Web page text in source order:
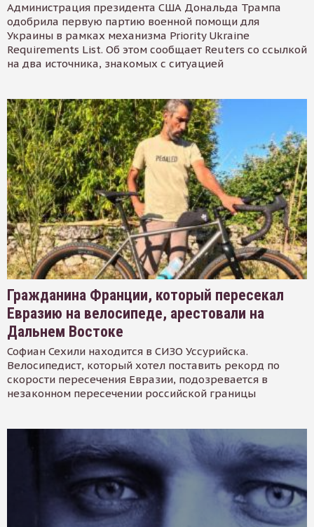
Администрация президента США Дональда Трампа
одобрила первую партию военной помощи для
Украины в рамках механизма Priority Ukraine
Requirements List. Об этом сообщает Reuters со ссылкой
на два источника, знакомых с ситуацией
Гражданина Франции, который пересекал
Евразию на велосипеде, арестовали на
Дальнем Востоке
Софиан Сехили находится в СИЗО Уссурийска.
Велосипедист, который хотел поставить рекорд по
скорости пересечения Евразии, подозревается в
незаконном пересечении российской границы